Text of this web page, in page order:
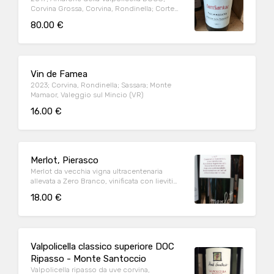
Corvina Grossa, Corvina, Rondinella; Corte
80.00 €
Vin de Famea
2023; Corvina, Rondinella; Sassara; Monte
Mamaor, Valeggio sul Mincio (VR)
16.00 €
Merlot, Pierasco
Merlot da vecchia vigna ultracentenaria
allevata a Zero Branco, vinificata con lieviti
18.00 €
Valpolicella classico superiore DOC
Ripasso - Monte Santoccio
Valpolicella ripasso da uve corvina,